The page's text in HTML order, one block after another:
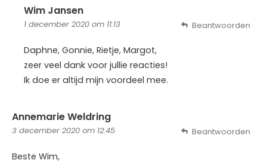
Wim Jansen
1 december 2020 om 11:13
Daphne, Gonnie, Rietje, Margot,
zeer veel dank voor jullie reacties!
Ik doe er altijd mijn voordeel mee.
Beantwoorden
Annemarie Weldring
3 december 2020 om 12:45
Beste Wim,
Beantwoorden